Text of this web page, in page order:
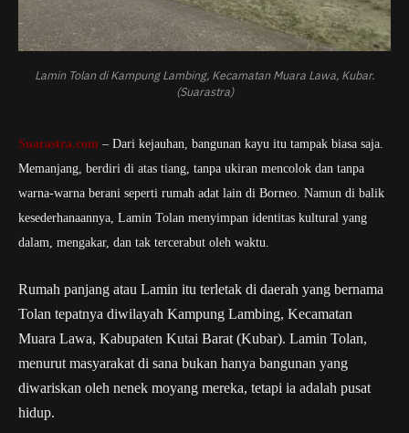
Lamin Tolan di Kampung Lambing, Kecamatan Muara Lawa, Kubar.
(Suarastra)
Suarastra.com – Dari kejauhan, bangunan kayu itu tampak biasa saja.
Memanjang, berdiri di atas tiang, tanpa ukiran mencolok dan tanpa
warna-warna berani seperti rumah adat lain di Borneo. Namun di balik
kesederhanaannya, Lamin Tolan menyimpan identitas kultural yang
dalam, mengakar, dan tak tercerabut oleh waktu.
Rumah panjang atau Lamin itu terletak di daerah yang bernama
Tolan tepatnya diwilayah Kampung Lambing, Kecamatan
Muara Lawa, Kabupaten Kutai Barat (Kubar). Lamin Tolan,
menurut masyarakat di sana bukan hanya bangunan yang
diwariskan oleh nenek moyang mereka, tetapi ia adalah pusat
hidup.